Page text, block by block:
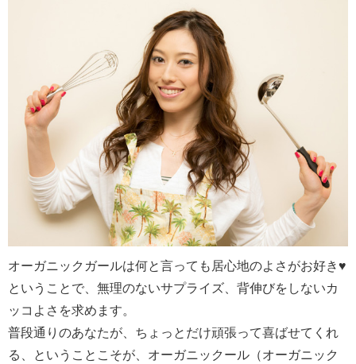
オーガニックガールは何と言っても居心地のよさがお好き♥
ということで、無理のないサプライズ、背伸びをしないカ
ッコよさを求めます。
普段通りのあなたが、ちょっとだけ頑張って喜ばせてくれ
る、ということこそが、オーガニックール（オーガニック